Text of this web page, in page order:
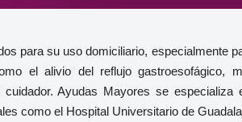
para su uso domiciliario, especialmente
el alivio del reflujo gastroesofágico,
Ayudas Mayores se especializa
como el Hospital Universitario de